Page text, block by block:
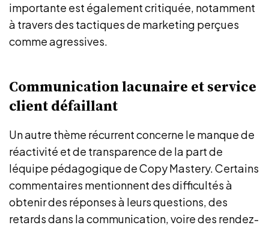
importante est également critiquée, notamment
à travers des tactiques de marketing perçues
comme agressives.
Communication lacunaire et service
client défaillant
Un autre thème récurrent concerne le manque de
réactivité et de transparence de la part de
léquipe pédagogique de Copy Mastery. Certains
commentaires mentionnent des difficultés à
obtenir des réponses à leurs questions, des
retards dans la communication, voire des rendez-